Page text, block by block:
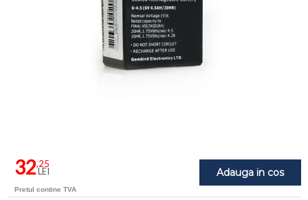
Adauga in cos
32,25
LEI
Pretul contine TVA